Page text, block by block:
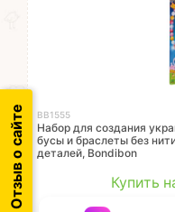
ВВ1555
Набор для создания
бусы и браслеты без
деталей, Bondibon
Купить
Отзыв о сайте